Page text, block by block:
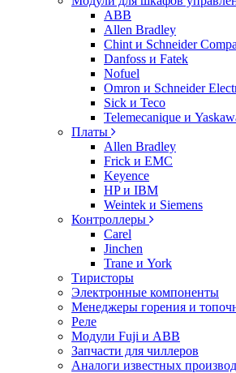
ABB
Allen Bradley
Chint и Schneider
Danfoss и Fatek
Nofuel
Omron и Schneider
Sick и Teco
Telemecanique и
Платы
Allen Bradley
Frick и EMC
Keyence
HP и IBM
Weintek и Siemens
Контроллеры
Carel
Jinchen
Trane и York
Тиристоры
Электронные компоненты
Менеджеры горения и
Реле
Модули Fuji и ABB
Запчасти для чиллеров
Аналоги известных